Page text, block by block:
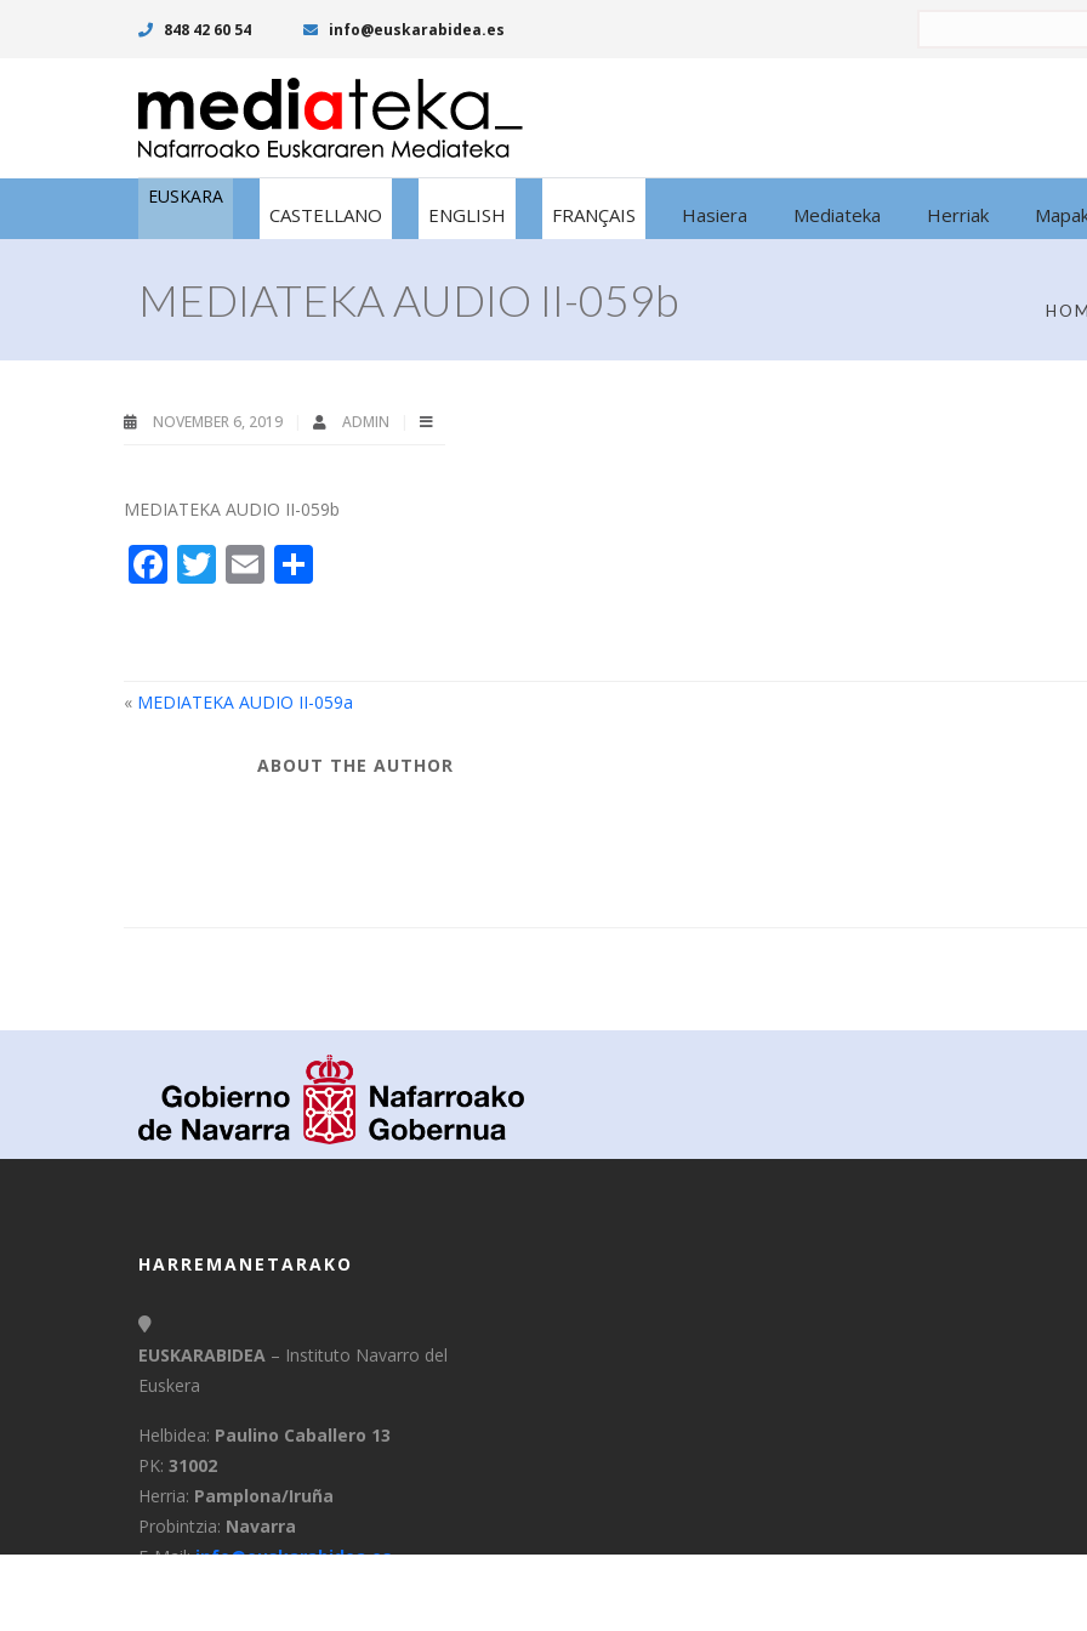
848 42 60 54 info@euskarabidea.es
EUSKARA
CASTELLANO ENGLISH FRANÇAIS Hasiera Mediateka Herriak
MEDIATEKA AUDIO II-059b
NOVEMBER 6, 2019 ADMIN
MEDIATEKA AUDIO II-059b
Facebook
Twitter
Email
« MEDIATEKA AUDIO II-059a
ABOUT THE AUTHOR
HARREMANETARAKO
EUSKARABIDEA – Instituto Navarro del
Euskera
Helbidea: Paulino Caballero 13
PK: 31002
Herria: Pamplona/Iruña
Probintzia: Navarra
E-Mail:info@euskarabidea.es